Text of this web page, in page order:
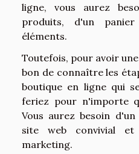
ligne, vous aurez
produits, d'un
éléments.
Toutefois, pour avoir
bon de connaître les
boutique en ligne qui
feriez pour n'importe
Vous aurez besoin
site web convivial
marketing.